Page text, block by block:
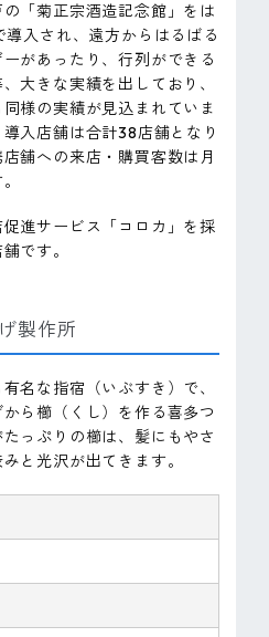
「菊正宗酒造記念館」をは
導入され、遠方からはるばる
があったり、行列ができる
大きな実績を出しており、
様の実績が見込まれていま
入店舗は合計38店舗となり
舗への来店・購買客数は月
進サービス「コロカ」を採
です。
製作所
名な指宿（いぶすき）で、
ら櫛（くし）を作る喜多つ
っぷりの櫛は、髪にもやさ
と光沢が出てきます。